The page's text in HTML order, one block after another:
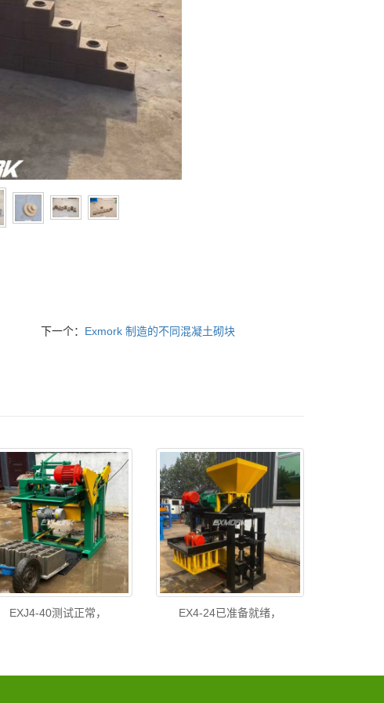
下一个： Exmork 制造的不同混凝土砌块
EXJ4-40测试正常， EX4-24已准备就绪，